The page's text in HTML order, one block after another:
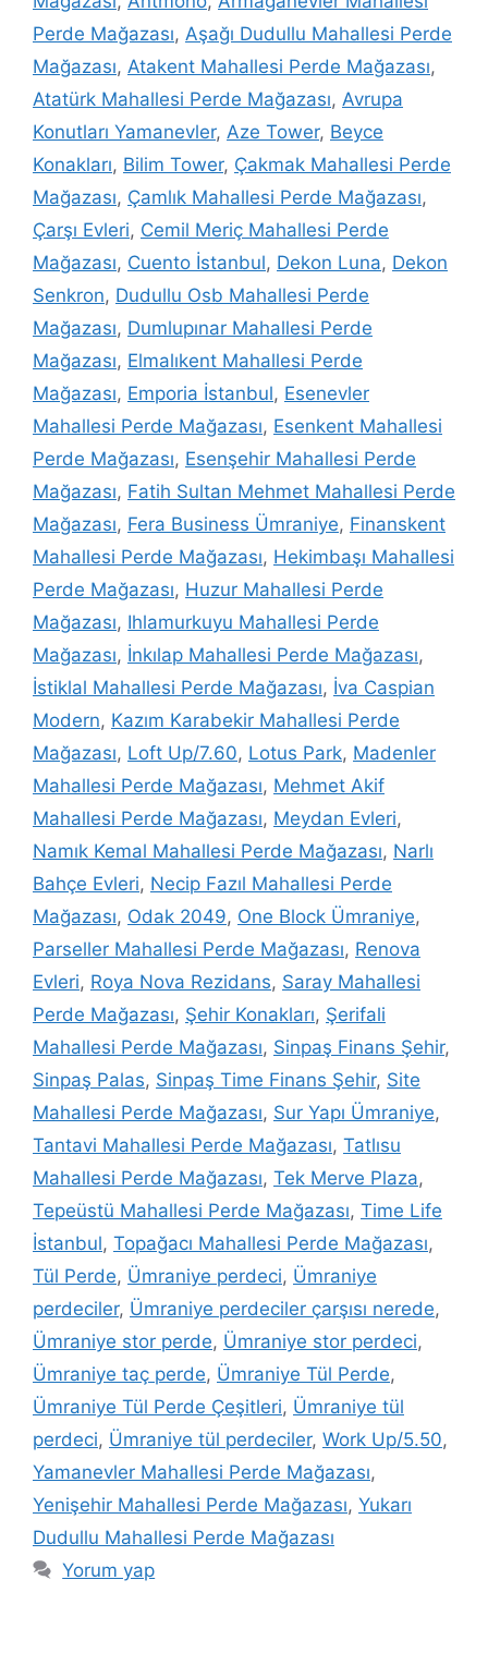
Perde Mağazası, Aşağı Dudullu Mahallesi Perde
Mağazası, Atakent Mahallesi Perde Mağazası,
Atatürk Mahallesi Perde Mağazası, Avrupa
Konutları Yamanevler, Aze Tower, Beyce
Konakları, Bilim Tower, Çakmak Mahallesi Perde
Mağazası, Çamlık Mahallesi Perde Mağazası,
Çarşı Evleri, Cemil Meriç Mahallesi Perde
Mağazası, Cuento İstanbul, Dekon Luna, Dekon
Senkron, Dudullu Osb Mahallesi Perde
Mağazası, Dumlupınar Mahallesi Perde
Mağazası, Elmalıkent Mahallesi Perde
Mağazası, Emporia İstanbul, Esenevler
Mahallesi Perde Mağazası, Esenkent Mahallesi
Perde Mağazası, Esenşehir Mahallesi Perde
Mağazası, Fatih Sultan Mehmet Mahallesi Perde
Mağazası, Fera Business Ümraniye, Finanskent
Mahallesi Perde Mağazası, Hekimbaşı Mahallesi
Perde Mağazası, Huzur Mahallesi Perde
Mağazası, Ihlamurkuyu Mahallesi Perde
Mağazası, İnkılap Mahallesi Perde Mağazası,
İstiklal Mahallesi Perde Mağazası, İva Caspian
Modern, Kazım Karabekir Mahallesi Perde
Mağazası, Loft Up/7.60, Lotus Park, Madenler
Mahallesi Perde Mağazası, Mehmet Akif
Mahallesi Perde Mağazası, Meydan Evleri,
Namık Kemal Mahallesi Perde Mağazası, Narlı
Bahçe Evleri, Necip Fazıl Mahallesi Perde
Mağazası, Odak 2049, One Block Ümraniye,
Parseller Mahallesi Perde Mağazası, Renova
Evleri, Roya Nova Rezidans, Saray Mahallesi
Perde Mağazası, Şehir Konakları, Şerifali
Mahallesi Perde Mağazası, Sinpaş Finans Şehir,
Sinpaş Palas, Sinpaş Time Finans Şehir, Site
Mahallesi Perde Mağazası, Sur Yapı Ümraniye,
Tantavi Mahallesi Perde Mağazası, Tatlısu
Mahallesi Perde Mağazası, Tek Merve Plaza,
Tepeüstü Mahallesi Perde Mağazası, Time Life
İstanbul, Topağacı Mahallesi Perde Mağazası,
Tül Perde, Ümraniye perdeci, Ümraniye
perdeciler, Ümraniye perdeciler çarşısı nerede,
Ümraniye stor perde, Ümraniye stor perdeci,
Ümraniye taç perde, Ümraniye Tül Perde,
Ümraniye Tül Perde Çeşitleri, Ümraniye tül
perdeci, Ümraniye tül perdeciler, Work Up/5.50,
Yamanevler Mahallesi Perde Mağazası,
Yenişehir Mahallesi Perde Mağazası, Yukarı
Dudullu Mahallesi Perde Mağazası
Yorum yap